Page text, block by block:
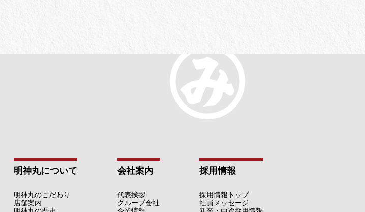
明神丸について
明神丸のこだわり
店舗案内
会社案内
代表挨拶
グループ会社
採用情報
採用情報トップ
社員メッセージ